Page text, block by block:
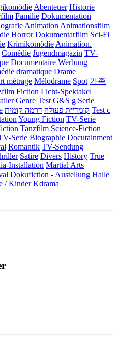
Abenteuer Historie
Familie Dokumentation
Animation Animationsfilm
Horror Dokumentarfilm Sci-Fi
Krimikomödie Animation.
Comédie Jugendmagazin TV-
Documentaire Werbung
dramatique Drame
métrage Mélodrame Spot 가족
Fiction Licht-Spektakel
Genre Test G&S g Serie
קומדיית פעולה דרמה קומית
Test c
Young Fiction TV-Serie
Tanzfilm Science-Fiction
Serie Biographie Docutainment
Romantik TV-Sendung
Satire Divers History True
Installation Martial Arts
Dokufiction - Austellung Halle
/ Kinder Kdrama